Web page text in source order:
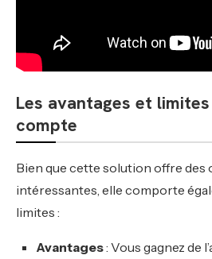
Les avantages et
compte
Bien que cette solution offre
intéressantes, elle comporte
limites :
Avantages: Vous gagnez de